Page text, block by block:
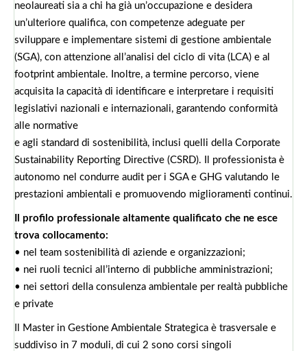
neolaureati sia a chi ha già un’occupazione e desidera
un’ulteriore qualifica, con competenze adeguate per
sviluppare e implementare sistemi di gestione ambientale
(SGA), con attenzione all’analisi del ciclo di vita (LCA) e al
footprint ambientale. Inoltre, a termine percorso, viene
acquisita la capacità di identificare e interpretare i requisiti
legislativi nazionali e internazionali, garantendo conformità
alle normative
e agli standard di sostenibilità, inclusi quelli della Corporate
Sustainability Reporting Directive (CSRD). Il professionista è
autonomo nel condurre audit per i SGA e GHG valutando le
prestazioni ambientali e promuovendo miglioramenti continui.
Il profilo professionale altamente qualificato che ne esce
trova collocamento:
• nel team sostenibilità di aziende e organizzazioni;
• nei ruoli tecnici all’interno di pubbliche amministrazioni;
• nei settori della consulenza ambientale per realtà pubbliche
e private
Il Master in Gestione Ambientale Strategica è trasversale e
suddiviso in 7 moduli, di cui 2 sono corsi singoli